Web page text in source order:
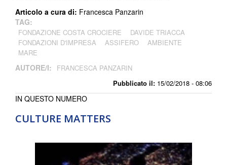
Pubblicato il: 15/02/2018 - 08:06
Articolo a cura di: Francesca Panzarin
TAG:
FONDAZIONE COSTA CROCIERE
DAVIDE TRIACCA
FONDAZIONI D'IMPRESA
ASSIFERO
AMBIENTE
MARE
AUTORE/I: FRANCESCA PANZARIN
CULTURE MATTERS
IN QUESTO NUMERO